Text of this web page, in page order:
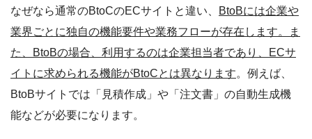
なぜなら通常のBtoCのECサイトと違い、
BtoBには企業や
業界ごとに独自の機能要件や業務フローが存在します。ま
た、BtoBの場合、利用するのは企業担当者であり、ECサ
イトに求められる機能がBtoCとは異なります。例えば、
BtoBサイトでは「見積作成」や「注文書」の自動生成機
能などが必要になります。